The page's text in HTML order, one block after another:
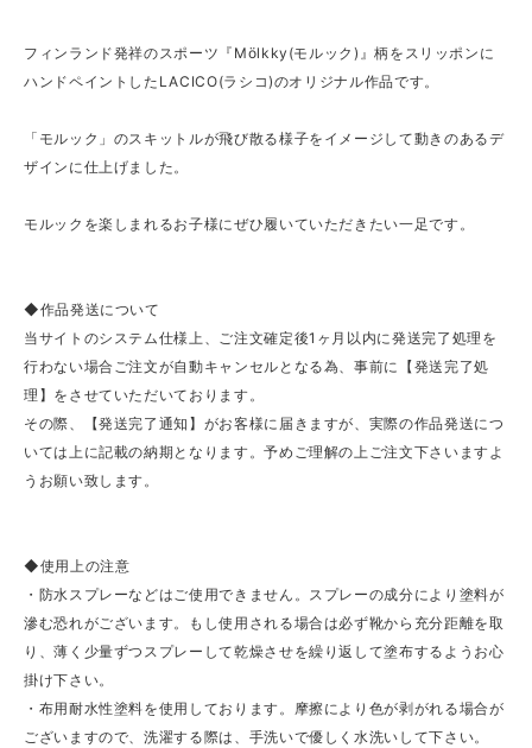
フィンランド発祥のスポーツ『Mölkky(モルック)』柄をスリッポンに
ハンドペイントしたLACICO(ラシコ)のオリジナル作品です。
「モルック」のスキットルが飛び散る様子をイメージして動きのあるデ
ザインに仕上げました。
モルックを楽しまれるお子様にぜひ履いていただきたい一足です。
◆作品発送について
当サイトのシステム仕様上、ご注文確定後1ヶ月以内に発送完了処理を
行わない場合ご注文が自動キャンセルとなる為、事前に【発送完了処
理】をさせていただいております。
その際、【発送完了通知】がお客様に届きますが、実際の作品発送につ
いては上に記載の納期となります。予めご理解の上ご注文下さいますよ
うお願い致します。
◆使用上の注意
・防水スプレーなどはご使用できません。スプレーの成分により塗料が
滲む恐れがございます。もし使用される場合は必ず靴から充分距離を取
り、薄く少量ずつスプレーして乾燥させを繰り返して塗布するようお心
掛け下さい。
・布用耐水性塗料を使用しております。摩擦により色が剥がれる場合が
ございますので、洗濯する際は、手洗いで優しく水洗いして下さい。